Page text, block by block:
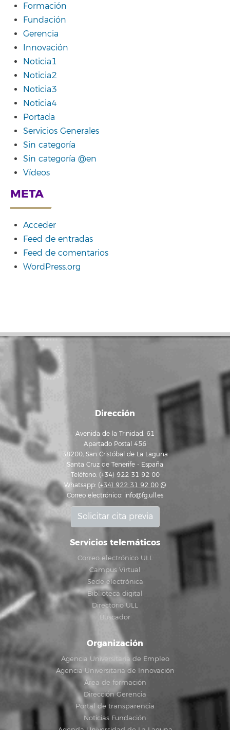
Formación
Fundación
Gerencia
Innovación
Noticia1
Noticia2
Noticia3
Noticia4
Portada
Servicios Generales
Sin categoría
Sin categoría @en
Vídeos
META
Acceder
Feed de entradas
Feed de comentarios
WordPress.org
Dirección
Avenida de la Trinidad, 61
Apartado Postal 456
38200, San Cristóbal de La Laguna
Santa Cruz de Tenerife - España
Teléfono: (+34) 922 31 92 00
Whatsapp: (+34) 922 31 92 00
Correo electrónico: info@fg.ull.es
Solicitar cita previa
Servicios telemáticos
Correo electrónico ULL
Campus Virtual
Sede electrónica
Biblioteca digital
Directorio ULL
Buscador
Organización
Agencia Universitaria de Empleo
Agencia Universitaria de Innovación
Área de formación
Dirección Gerencia
Portal de transparencia
Noticias Fundación